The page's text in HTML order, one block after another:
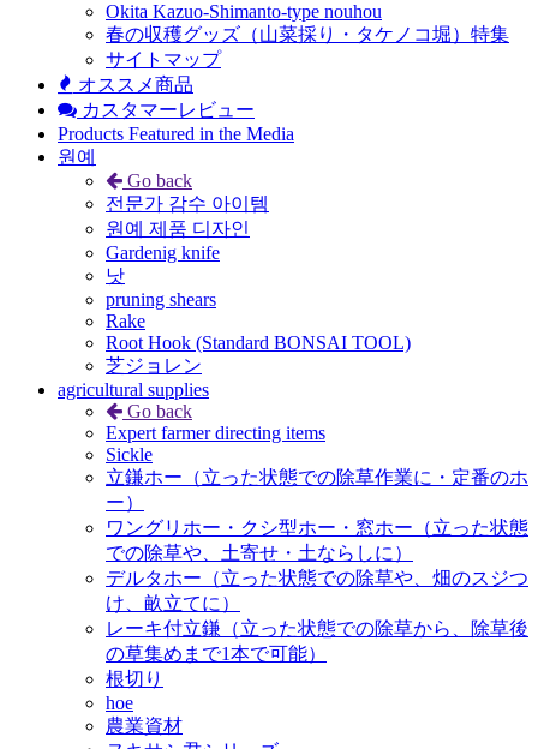
Okita Kazuo-Shimanto-type nouhou
春の収穫グッズ（山菜採り・タケノコ堀）特集
サイトマップ
オススメ商品
カスタマーレビュー
Products Featured in the Media
원예
Go back
전문가 감수 아이템
원예 제품 디자인
Gardenig knife
낫
pruning shears
Rake
Root Hook (Standard BONSAI TOOL)
芝ジョレン
agricultural supplies
Go back
Expert farmer directing items
Sickle
立鎌ホー（立った状態での除草作業に・定番のホ
ー）
ワングリホー・クシ型ホー・窓ホー（立った状態
での除草や、土寄せ・土ならしに）
デルタホー（立った状態での除草や、畑のスジつ
け、畝立てに）
レーキ付立鎌（立った状態での除草から、除草後
の草集めまで1本で可能）
根切り
hoe
農業資材